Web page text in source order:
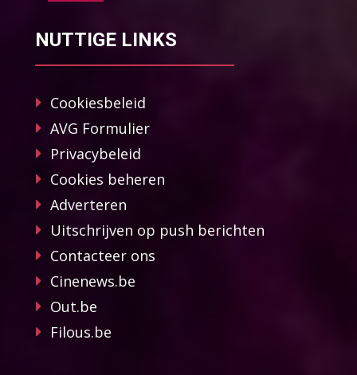
NUTTIGE LINKS
Cookiesbeleid
AVG Formulier
Privacybeleid
Cookies beheren
Adverteren
Uitschrijven op push berichten
Contacteer ons
Cinenews.be
Out.be
Filous.be